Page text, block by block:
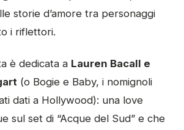
storie d’amore tra personaggi
i riflettori.
è dedicata a Lauren Bacall e
(o Bogie e Baby, i nomignoli
dati a Hollywood): una love
sul set di “Acque del Sud” e che